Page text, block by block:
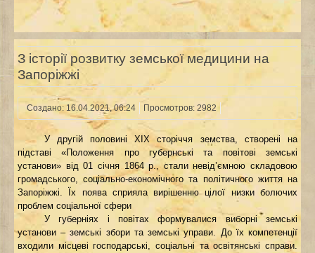
З історії розвитку земської медицини на
Запоріжжі
Создано: 16.04.2021, 06:24 Просмотров: 2982
У другій половині XIX сторіччя земства, створені на
підставі «Положення про губернські та повітові земські
установи» від 01 січня 1864 р., стали невід’ємною складовою
громадського, соціально-економічного та політичного життя на
Запоріжжі. Їх поява сприяла вирішенню цілої низки болючих
проблем соціальної сфери
У губерніях і повітах формувалися виборні земські
установи – земські збори та земські управи. До їх компетенції
входили місцеві господарські, соціальні та освітянські справи.